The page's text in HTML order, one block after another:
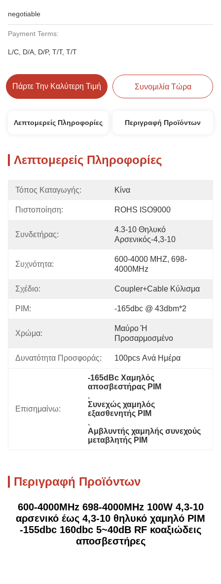
negotiable
Payment Terms:
L/C, D/A, D/P, T/T, T/T
Πάρτε Την Καλύτερη Τιμή Συνομιλία Τώρα
Λεπτομερείς Πληροφορίες Περιγραφή Προϊόντων
Λεπτομερείς Πληροφορίες
Τόπος Καταγωγής: Κίνα
Πιστοποίηση: ROHS ISO9000
Συνδετήρας:
4.3-10 Θηλυκό
Αρσενικός-4,3-10
Συχνότητα:
600-4000 MHZ, 698-
4000MHz
Σχέδιο: Coupler+Cable Κύλισμα
PIM: -165dbc @ 43dbm*2
Χρώμα:
Μαύρο Ή
Προσαρμοσμένο
Δυνατότητα Προσφοράς: 100pcs Ανά Ημέρα
Επισημαίνω:
-165dBc Χαμηλός
αποσβεστήρας PIM
,
Συνεχώς χαμηλός
εξασθενητής PIM
,
Αμβλυντής χαμηλής συνεχούς
μεταβλητής PIM
Περιγραφή Προϊόντων
600-4000MHz 698-4000MHz 100W 4,3-10
αρσενικό έως 4,3-10 θηλυκό χαμηλό PIM
-155dbc 160dbc 5~40dB RF κοαξιώδεις
αποσβεστήρες